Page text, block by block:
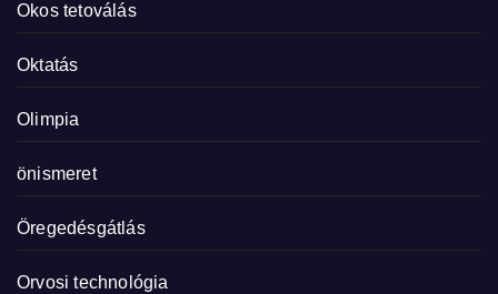
Okos tetoválás
Oktatás
Olimpia
önismeret
Öregedésgátlás
Orvosi technológia